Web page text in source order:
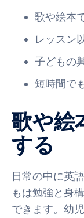
歌や絵本
レッスン
子どもの
短時間で
歌や絵
する
日常の中に英
もは勉強と身
できます。幼